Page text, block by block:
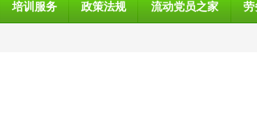
培训服务 政策法规 流动党员之家 劳